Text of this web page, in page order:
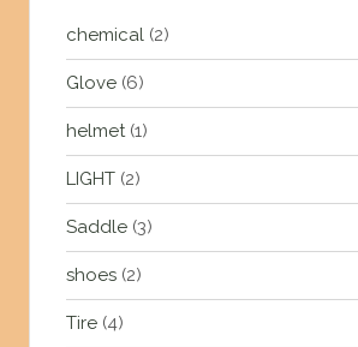
chemical(2)
Glove(6)
helmet(1)
LIGHT(2)
Saddle(3)
shoes(2)
Tire(4)